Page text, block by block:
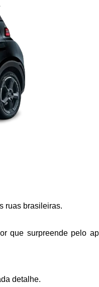
ruas brasileiras.
que surpreende pelo
detalhe.